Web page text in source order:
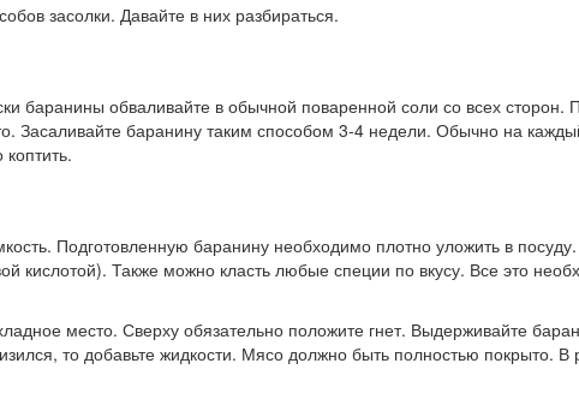
засолки. Давайте в них разбираться.
обваливайте в обычной поваренной соли со всех сторон.
Засаливайте баранину таким способом 3-4 недели. Обычно на
Подготовленную баранину необходимо плотно уложить в
кислотой). Также можно класть любые специи по вкусу. Все это
место. Сверху обязательно положите гнет. Выдерживайте
то добавьте жидкости. Мясо должно быть полностью покрыто.